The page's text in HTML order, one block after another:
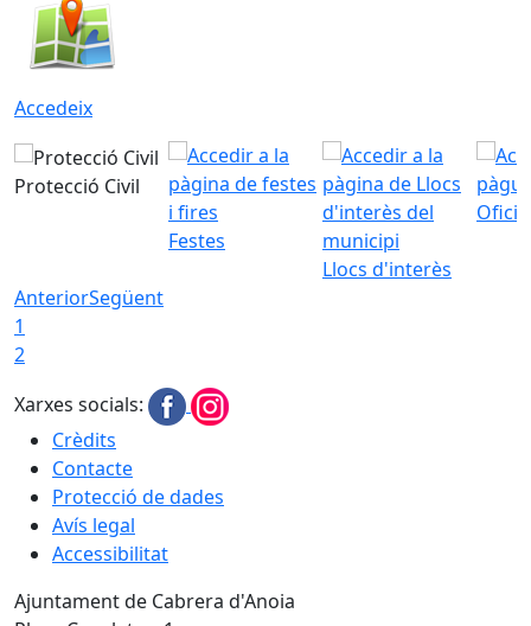
Accedeix
Protecció Civil
Festes
Llocs d'interès
AnteriorSegüent
1
2
Xarxes socials:
Crèdits
Contacte
Protecció de dades
Avís legal
Accessibilitat
Ajuntament de Cabrera d'Anoia